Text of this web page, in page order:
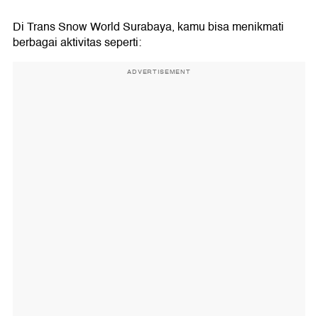
Di Trans Snow World Surabaya, kamu bisa menikmati
berbagai aktivitas seperti:
ADVERTISEMENT